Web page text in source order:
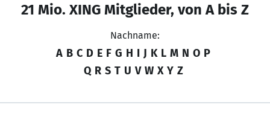
21 Mio. XING Mitglieder, von A bis Z
Nachname:
A B C D E F G H I J K L M N O P
Q R S T U V W X Y Z